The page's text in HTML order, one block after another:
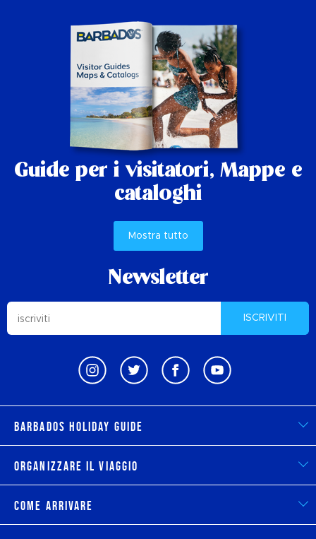
Guide per i visitatori, Mappe e
cataloghi
Mostra tutto
Newsletter
ISCRIVITI
Barbados Holiday Guide
Organizzare il viaggio
Come arrivare